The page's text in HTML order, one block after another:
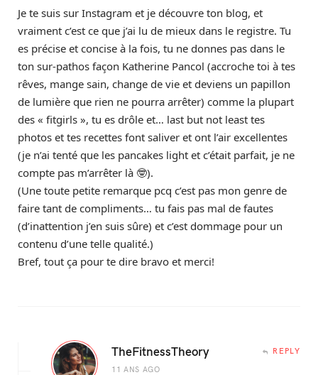
Je te suis sur Instagram et je découvre ton blog, et
vraiment c’est ce que j’ai lu de mieux dans le registre. Tu
es précise et concise à la fois, tu ne donnes pas dans le
ton sur-pathos façon Katherine Pancol (accroche toi à tes
rêves, mange sain, change de vie et deviens un papillon
de lumière que rien ne pourra arrêter) comme la plupart
des « fitgirls », tu es drôle et… last but not least tes
photos et tes recettes font saliver et ont l’air excellentes
(je n’ai tenté que les pancakes light et c’était parfait, je ne
compte pas m’arrêter là 🤓).
(Une toute petite remarque pcq c’est pas mon genre de
faire tant de compliments… tu fais pas mal de fautes
(d’inattention j’en suis sûre) et c’est dommage pour un
contenu d’une telle qualité.)
Bref, tout ça pour te dire bravo et merci!
TheFitnessTheory
11 ANS AGO
REPLY